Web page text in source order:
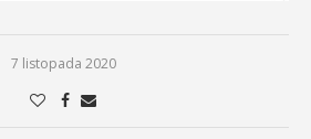
7 listopada 2020